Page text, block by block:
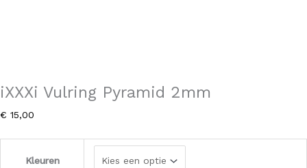
iXXXi Vulring Pyramid 2mm
€ 15,00
Kleuren